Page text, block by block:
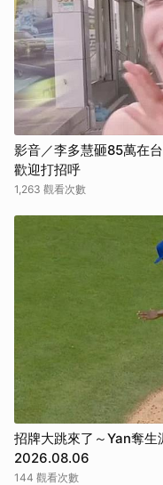
影音／李多慧砸85萬在
歡迎打招呼
1,263 觀看次數
招牌大跳來了～Yan奪生
2026.08.06
144 觀看次數